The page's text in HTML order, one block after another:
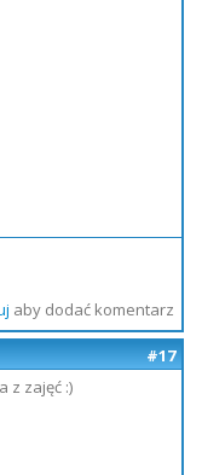
aby dodać komentarz
#17
z zajęć :)